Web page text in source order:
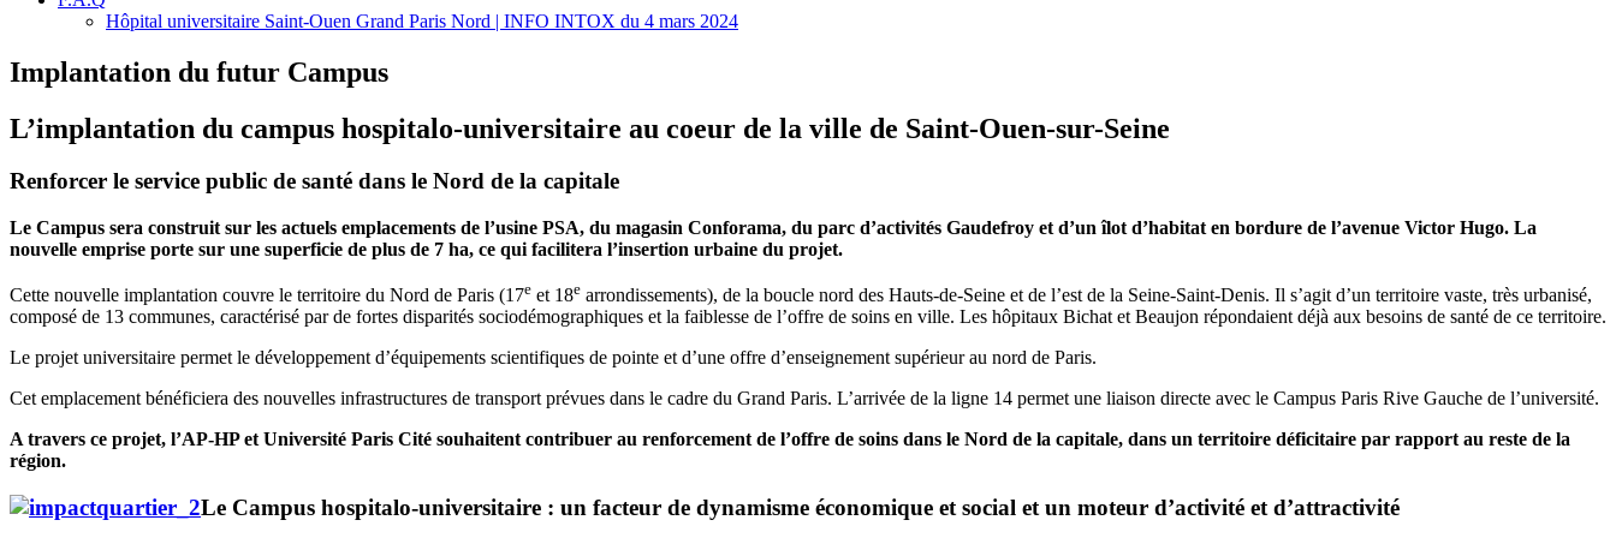
Hôpital universitaire Saint-Ouen Grand Paris Nord | INFO INTOX du 4 mars 2024
Implantation du futur Campus
L’implantation du campus hospitalo-universitaire au coeur de la ville de Saint-Ouen-sur-Seine
Renforcer le service public de santé dans le Nord de la capitale
Le Campus sera construit sur les actuels emplacements de l’usine PSA, du magasin Conforama, du parc d’activités Gaudefroy et d’un îlot d’habitat en bordure de l’avenue Victor Hugo. La
nouvelle emprise porte sur une superficie de plus de 7 ha, ce qui facilitera l’insertion urbaine du projet.
Cette nouvelle implantation couvre le territoire du Nord de Paris (17e et 18e arrondissements), de la boucle nord des Hauts-de-Seine et de l’est de la Seine-Saint-Denis. Il s’agit d’un territoire vaste, très urbanisé,
composé de 13 communes, caractérisé par de fortes disparités sociodémographiques et la faiblesse de l’offre de soins en ville. Les hôpitaux Bichat et Beaujon répondaient déjà aux besoins de santé de ce territoire.
Le projet universitaire permet le développement d’équipements scientifiques de pointe et d’une offre d’enseignement supérieur au nord de Paris.
Cet emplacement bénéficiera des nouvelles infrastructures de transport prévues dans le cadre du Grand Paris. L’arrivée de la ligne 14 permet une liaison directe avec le Campus Paris Rive Gauche de l’université.
A travers ce projet, l’AP-HP et Université Paris Cité souhaitent contribuer au renforcement de l’offre de soins dans le Nord de la capitale, dans un territoire déficitaire par rapport au reste de la
région.
Le Campus hospitalo-universitaire : un facteur de dynamisme économique et social et un moteur d’activité et d’attractivité